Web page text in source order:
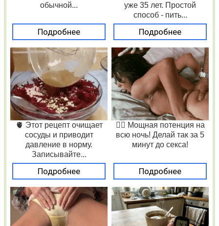
обычной...
Подробнее
уже 35 лет. Простой
способ - пить...
Подробнее
🫀 Этот рецепт очищает
сосуды и приводит
давление в норму.
Записывайте...
Подробнее
❤️‍🔥 Мощная потенция на
всю ночь! Делай так за 5
минут до секса!
Подробнее